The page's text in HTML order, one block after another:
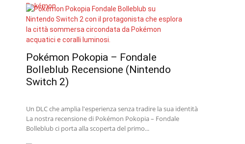
Pokémon Pokopia – Fondale
Bolleblub Recensione (Nintendo
Switch 2)
Un DLC che amplia l'esperienza senza tradire la sua identità
La nostra recensione di Pokémon Pokopia – Fondale
Bolleblub ci porta alla scoperta del primo...